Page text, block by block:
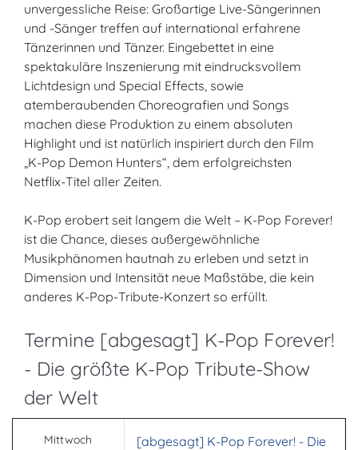
unvergessliche Reise: Großartige Live-Sängerinnen
und -Sänger treffen auf international erfahrene
Tänzerinnen und Tänzer. Eingebettet in eine
spektakuläre Inszenierung mit eindrucksvollem
Lichtdesign und Special Effects, sowie
atemberaubenden Choreografien und Songs
machen diese Produktion zu einem absoluten
Highlight und ist natürlich inspiriert durch den Film
„K-Pop Demon Hunters“, dem erfolgreichsten
Netflix-Titel aller Zeiten.
K-Pop erobert seit langem die Welt – K-Pop Forever!
ist die Chance, dieses außergewöhnliche
Musikphänomen hautnah zu erleben und setzt in
Dimension und Intensität neue Maßstäbe, die kein
anderes K-Pop-Tribute-Konzert so erfüllt.
Termine [abgesagt] K-Pop Forever!
- Die größte K-Pop Tribute-Show
der Welt
Mittwoch
[abgesagt] K-Pop Forever! - Die